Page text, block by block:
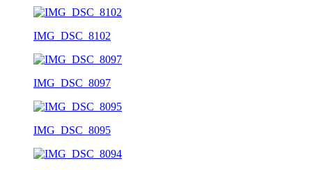
IMG_DSC_8102
IMG_DSC_8097
IMG_DSC_8095